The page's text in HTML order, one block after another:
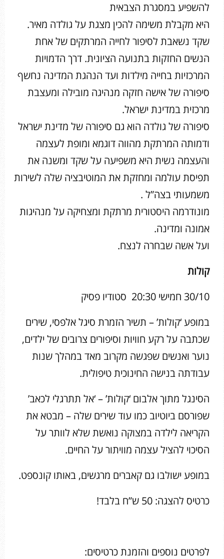
להשפיע במסגרת הצבאית
היא מקבלת משימה להכין מצגת על גולדה מאיר.
שקד נשאבת לסיפור לחייה המרתקים של אחת
הנשים החזקות בתנועה הציונית. דרך הדמויות
המרכזיות בחייה מילדות ועד הנהגת המדינה נחשף
סיפורה של אישה חזקה מנהיגה מובילה ומעצבת
מרכזית במדינת ישראל.
סיפורה של גולדה הוא גם סיפורה של מדינת ישראל
ודמותה המרתקת מהווה דוגמא ומופת לעצמה
והעצמה נשית היא משפיעה על שקד ומשנה את
תפיסת עולמה ומחזקת את המוטיבציה שלה לשירות
משמעותי בצה”ל .
מונודרמה היסטורית מרתקת ומצחיקה על מנהיגות
אמונה ומדינה.
ועל אשה שבחרה לנצח.
קולות
30/10 חמישי 20:30 סטודיו פסיק
במופע ‘קולות’ – תשיר הזמרת סיגל אלפסי, שירים
שכתבה על רקע חוויות וסיפורים צרובים של ילדים,
נוער ואנשים שפגשה מקרוב מאד במהלך שנות
עבודתה בנישה החינוכית טיפולית.
הסינגל מתוך אלבום ‘קולות’ – ‘אל תתרגלי לכאב’
שפורסם ביוטיוב כמו עוד שירים שלה – מבטא את
הקריאה לילדה במצוקה נואשת שלא לוותר על
הסיכוי להציל עצמה מוויתור על החיים.
במופע ישולבו גם קאברים מרגשים, באותו קונספט.
כרטיס להצגה: 50 ש”ח בלבד!
לפרטים נוספים והזמנת כרטיסים: